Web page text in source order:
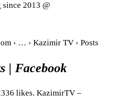
2013 @
› … › Kazimir TV › Posts
| Facebook
likes. KazimirTV –